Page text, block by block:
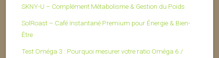
SKNY-U – Complément Métabolisme & Gestion du Poids
SolRoast – Café Instantané Premium pour Énergie & Bien-
Être
Test Oméga 3 : Pourquoi mesurer votre ratio Oméga 6 /